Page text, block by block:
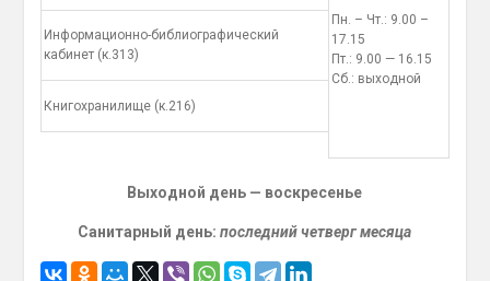
Пн. – Чт.: 9.00 –
17.15
Пт.: 9.00 — 16.15
Сб.: выходной
Информационно-библиографический
кабинет (к.313)
Книгохранилище (к.216)
Выходной день — воскресенье
Санитарный день:последний четверг месяца